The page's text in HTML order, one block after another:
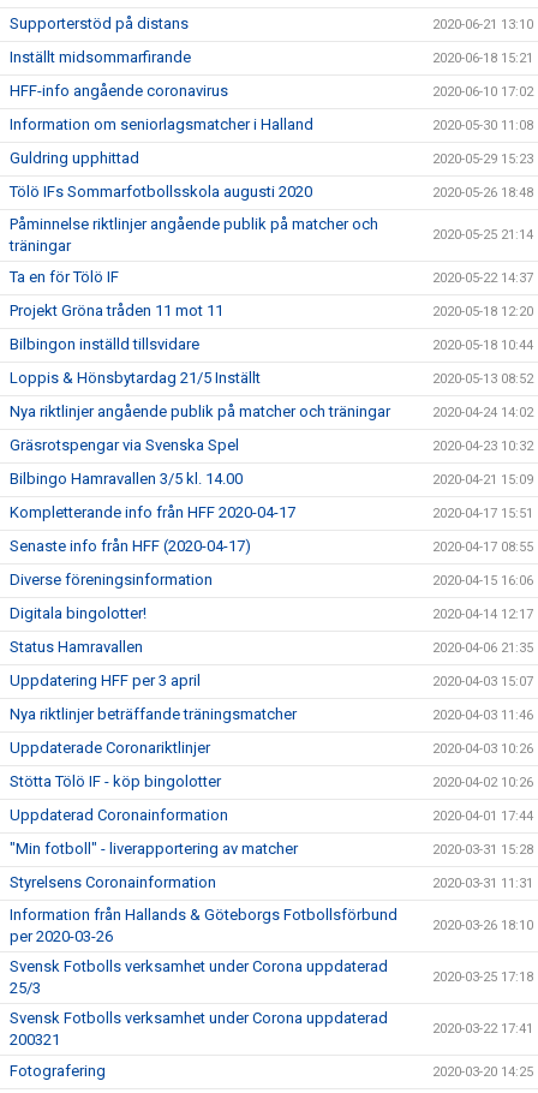
Supporterstöd på distans 2020-06-21 13:10
Inställt midsommarfirande 2020-06-18 15:21
HFF-info angående coronavirus 2020-06-10 17:02
Information om seniorlagsmatcher i Halland 2020-05-30 11:08
Guldring upphittad 2020-05-29 15:23
Tölö IFs Sommarfotbollsskola augusti 2020 2020-05-26 18:48
Påminnelse riktlinjer angående publik på matcher och
träningar
2020-05-25 21:14
Ta en för Tölö IF 2020-05-22 14:37
Projekt Gröna tråden 11 mot 11 2020-05-18 12:20
Bilbingon inställd tillsvidare 2020-05-18 10:44
Loppis & Hönsbytardag 21/5 Inställt 2020-05-13 08:52
Nya riktlinjer angående publik på matcher och träningar 2020-04-24 14:02
Gräsrotspengar via Svenska Spel 2020-04-23 10:32
Bilbingo Hamravallen 3/5 kl. 14.00 2020-04-21 15:09
Kompletterande info från HFF 2020-04-17 2020-04-17 15:51
Senaste info från HFF (2020-04-17) 2020-04-17 08:55
Diverse föreningsinformation 2020-04-15 16:06
Digitala bingolotter! 2020-04-14 12:17
Status Hamravallen 2020-04-06 21:35
Uppdatering HFF per 3 april 2020-04-03 15:07
Nya riktlinjer beträffande träningsmatcher 2020-04-03 11:46
Uppdaterade Coronariktlinjer 2020-04-03 10:26
Stötta Tölö IF - köp bingolotter 2020-04-02 10:26
Uppdaterad Coronainformation 2020-04-01 17:44
"Min fotboll" - liverapportering av matcher 2020-03-31 15:28
Styrelsens Coronainformation 2020-03-31 11:31
Information från Hallands & Göteborgs Fotbollsförbund
per 2020-03-26
2020-03-26 18:10
Svensk Fotbolls verksamhet under Corona uppdaterad
25/3
2020-03-25 17:18
Svensk Fotbolls verksamhet under Corona uppdaterad
200321
2020-03-22 17:41
Fotografering 2020-03-20 14:25